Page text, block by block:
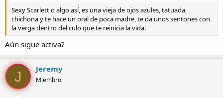
Sexy Scarlett o algo así, es una vieja de ojos azules, tatuada,
chichona y te hace un oral de poca madre, te da unos sentones con
la verga dentro del culo que te reinicia la vida.
Aún sigue activa?
J Jeremy
Miembro